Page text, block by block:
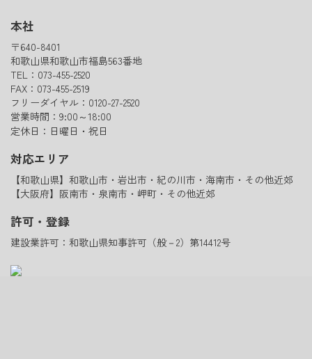
本社
〒640-8401
和歌山県和歌山市福島563番地
TEL：073-455-2520
FAX：073-455-2519
フリーダイヤル：0120-27-2520
営業時間：9:00～18:00
定休日：日曜日・祝日
対応エリア
【和歌山県】和歌山市・岩出市・紀の川市・海南市・その他近郊
【大阪府】阪南市・泉南市・岬町・その他近郊
許可・登録
建設業許可：和歌山県知事許可（般－2）第14412号